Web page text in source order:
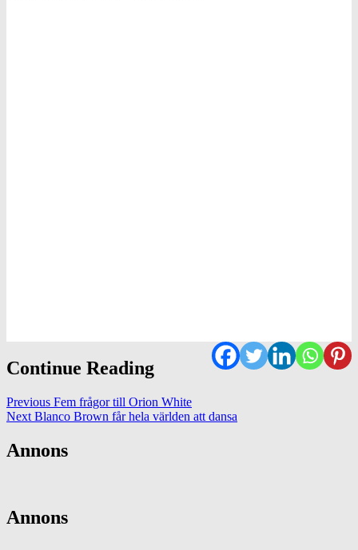
Continue Reading
Previous Fem frågor till Orion White
Next Blanco Brown får hela världen att dansa
Annons
Annons